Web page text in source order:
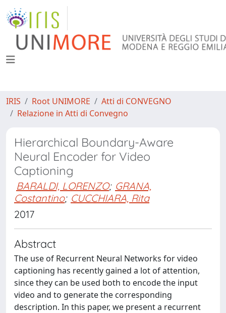
IRIS Root UNIMORE
Atti di CONVEGNO
Relazione in Atti di Convegno
Hierarchical Boundary-Aware
Neural Encoder for Video
Captioning
BARALDI, LORENZO; GRANA,
Costantino; CUCCHIARA, Rita
2017
Abstract
The use of Recurrent Neural Networks for video
captioning has recently gained a lot of attention,
since they can be used both to encode the input
video and to generate the corresponding
description. In this paper, we present a recurrent